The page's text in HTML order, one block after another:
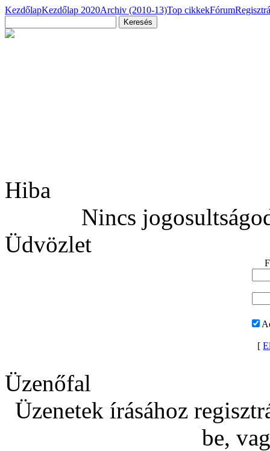
KezdőlapKezdőlap 2020Archiv (2010-13)Top cikkekFórum
Hiba
Nincs
Üdvözlet
[
Üzenőfal
Üzenetek írásához
be,